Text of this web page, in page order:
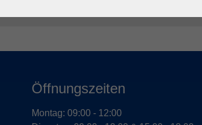
Öffnungszeiten
Montag: 09:00 - 12:00